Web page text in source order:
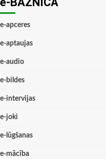
e-apceres
e-aptaujas
e-audio
e-bildes
e-intervijas
e-joki
e-lūgšanas
e-mācība